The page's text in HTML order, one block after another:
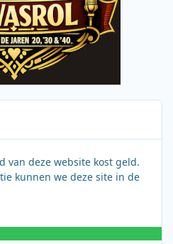
van deze website kost geld.
kunnen we deze site in de